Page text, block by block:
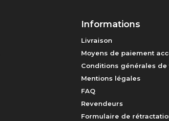
Informations
Livraison
Moyens de paiement
Conditions générales de
Mentions légales
FAQ
Revendeurs
Formulaire de